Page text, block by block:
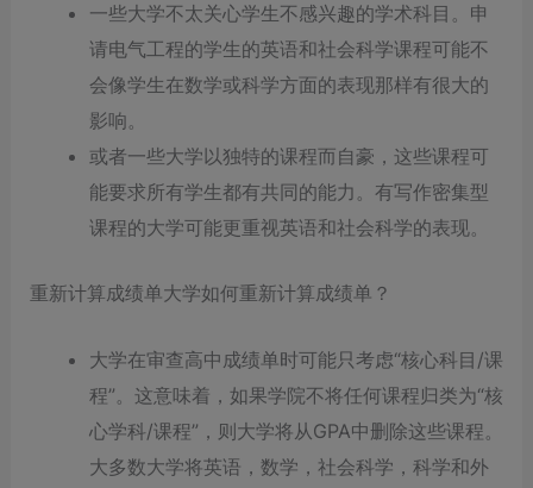
一些大学不太关心学生不感兴趣的学术科目。申
请电气工程的学生的英语和社会科学课程可能不
会像学生在数学或科学方面的表现那样有很大的
影响。
或者一些大学以独特的课程而自豪，这些课程可
能要求所有学生都有共同的能力。有写作密集型
课程的大学可能更重视英语和社会科学的表现。
重新计算成绩单大学如何重新计算成绩单？
大学在审查高中成绩单时可能只考虑“核心科目/课
程”。这意味着，如果学院不将任何课程归类为“核
心学科/课程”，则大学将从GPA中删除这些课程。
大多数大学将英语，数学，社会科学，科学和外